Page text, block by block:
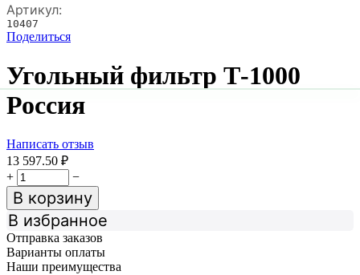
Артикул:
10407
Поделиться
Угольный фильтр Т-1000
Россия
Написать отзыв
13 597.50 ₽
+
−
В корзину
В избранное
Отправка заказов
Варианты оплаты
Наши преимущества